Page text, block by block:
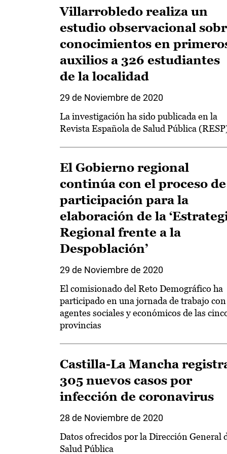
Villarrobledo realiza un
estudio observacional
conocimientos en
auxilios a 326 estudiantes
de la localidad
29 de Noviembre de 2020
La investigación ha sido publicada en la
Revista Española de Salud Pública
El Gobierno regional
continúa con el proceso de
participación para la
elaboración de la
Regional frente a la
Despoblación’
29 de Noviembre de 2020
El comisionado del Reto Demográfico ha
participado en una jornada de trabajo con
agentes sociales y económicos de las
provincias
Castilla-La Mancha
305 nuevos casos por
infección de coronavirus
28 de Noviembre de 2020
Datos ofrecidos por la Dirección General
Salud Pública